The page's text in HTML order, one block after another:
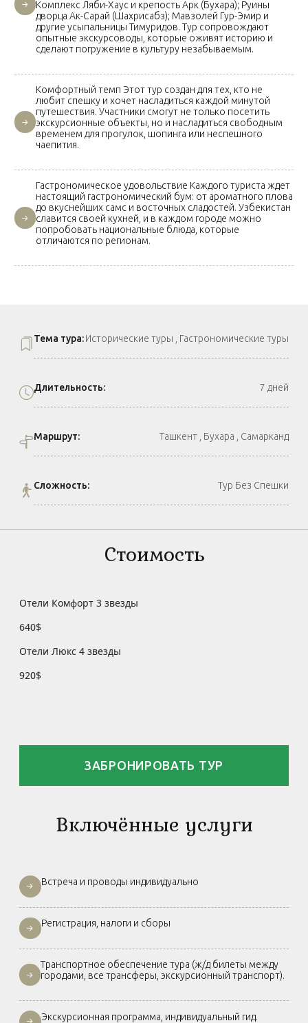
Комплекс Ляби-Хаус и крепость Арк (Бухара); Руины
дворца Ак-Сарай (Шахрисабз); Мавзолей Гур-Эмир и
другие усыпальницы Тимуридов. Тур сопровождают
опытные экскурсоводы, которые оживят историю и
сделают погружение в культуру незабываемым.
Комфортный темп Этот тур создан для тех, кто не
любит спешку и хочет насладиться каждой минутой
путешествия. Участники смогут не только посетить
экскурсионные объекты, но и насладиться свободным
временем для прогулок, шопинга или неспешного
чаепития.
Гастрономическое удовольствие Каждого туриста ждет
настоящий гастрономический бум: от ароматного плова
до вкуснейших самс и восточных сладостей. Узбекистан
славится своей кухней, и в каждом городе можно
попробовать национальные блюда, которые
отличаются по регионам.
Тема тура:Исторические туры , Гастрономические туры
Длительность: 7 дней
Маршрут: Ташкент , Бухара , Самарканд
Сложность: Тур Без Спешки
Стоимость
Отели Комфорт 3 звезды
640$
Отели Люкс 4 звезды
920$
ЗАБРОНИРОВАТЬ ТУР
Включённые услуги
Встреча и проводы индивидуально
Регистрация, налоги и сборы
Транспортное обеспечение тура (ж/д билеты между
городами, все трансферы, экскурсионный транспорт).
Экскурсионная программа, индивидуальный гид.